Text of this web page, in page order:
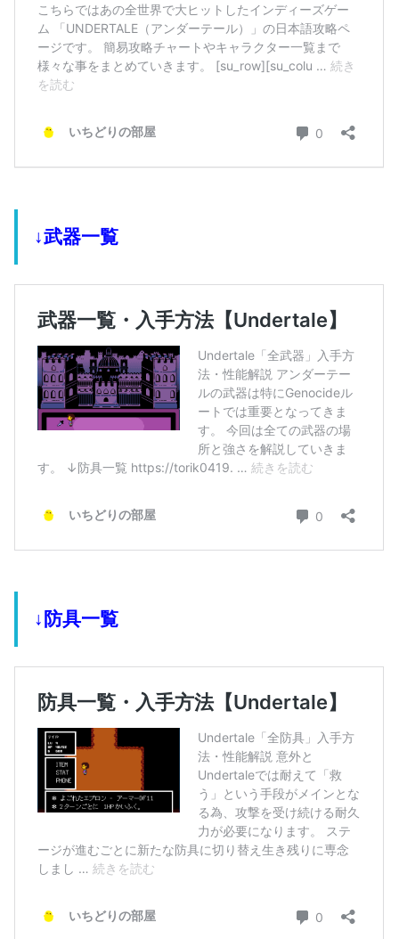
↓武器一覧
↓防具一覧